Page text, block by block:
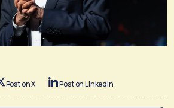
Post on X Post on LinkedIn